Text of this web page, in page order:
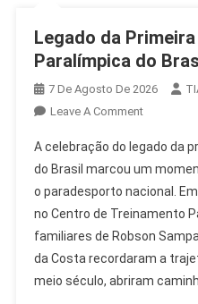
Legado da
Paralímpica do
7 De Agosto De 2026
Leave A CommentOn
Da
Primeira
Medalha
Do
Brasil
Celebrado
A celebração do legado da
do Brasil marcou um
o paradesporto nacional.
no Centro de Treinamento
familiares de Robson
da Costa recordaram a
meio século, abriram